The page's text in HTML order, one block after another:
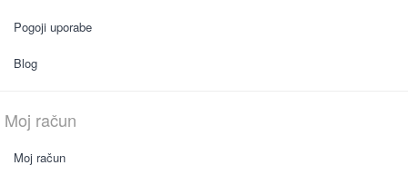
Pogoji uporabe
Blog
Moj račun
Moj račun